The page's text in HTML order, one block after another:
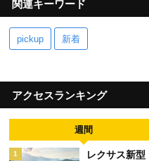
関連キーワード
pickup 新着
アクセスランキング
週間
1
レクサス新型